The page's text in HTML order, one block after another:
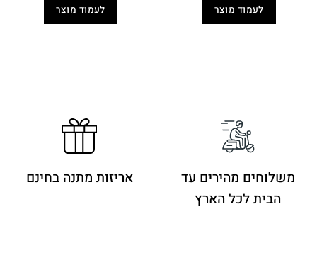
399.00 ₪.
לעמוד מוצר 599.00 ₪.
לעמוד מוצר
משלוחים מהירים עד
הבית לכל הארץ
אריזות מתנה בחינם